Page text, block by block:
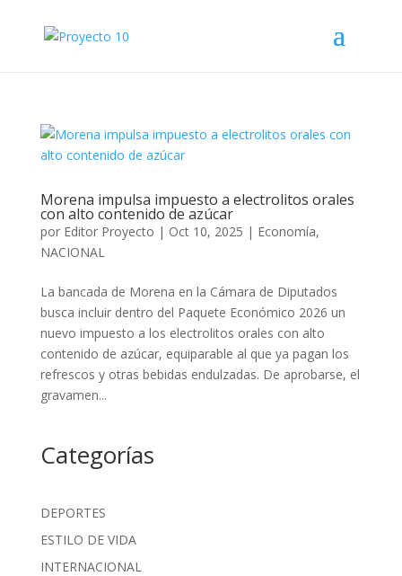
Morena impulsa impuesto a electrolitos orales
con alto contenido de azúcar
por Editor Proyecto | Oct 10, 2025 | Economía,
NACIONAL
La bancada de Morena en la Cámara de Diputados
busca incluir dentro del Paquete Económico 2026 un
nuevo impuesto a los electrolitos orales con alto
contenido de azúcar, equiparable al que ya pagan los
refrescos y otras bebidas endulzadas. De aprobarse, el
gravamen...
Categorías
DEPORTES
ESTILO DE VIDA
INTERNACIONAL